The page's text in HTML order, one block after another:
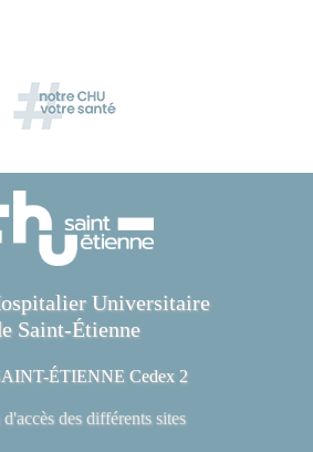
Universitaire
Saint-Étienne
ÉTIENNE Cedex 2
d'accès des différents sites